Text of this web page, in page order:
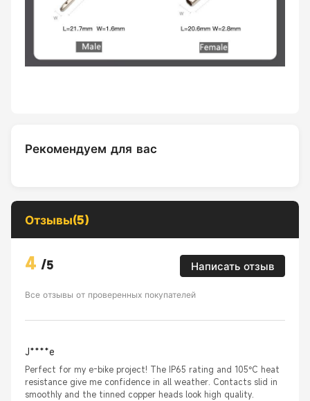
Рекомендуем для вас
Отзывы(5)
4 /5 Написать отзыв
Все отзывы от проверенных покупателей
J****e
Perfect for my e-bike project! The IP65 rating and 105°C heat
resistance give me confidence in all weather. Contacts slid in
smoothly and the tinned copper heads look high quality.